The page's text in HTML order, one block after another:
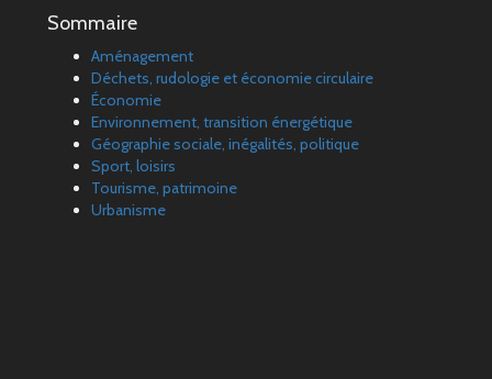
Sommaire
Aménagement
Déchets, rudologie et économie circulaire
Économie
Environnement, transition énergétique
Géographie sociale, inégalités, politique
Sport, loisirs
Tourisme, patrimoine
Urbanisme